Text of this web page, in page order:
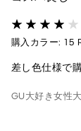
購入カラー: 15
差し色仕様で
GU大好き女性